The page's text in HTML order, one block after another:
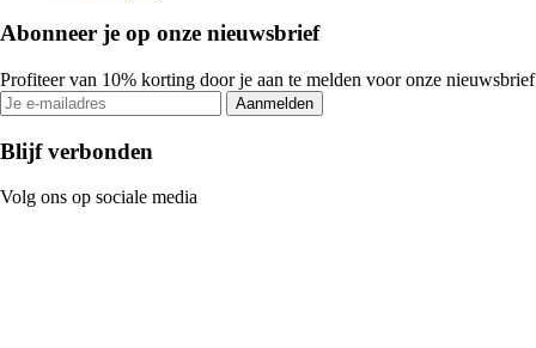
Abonneer je op onze nieuwsbrief
Profiteer van 10% korting door je aan te melden voor onze nieuwsbrief
Aanmelden
Blijf verbonden
Volg ons op sociale media